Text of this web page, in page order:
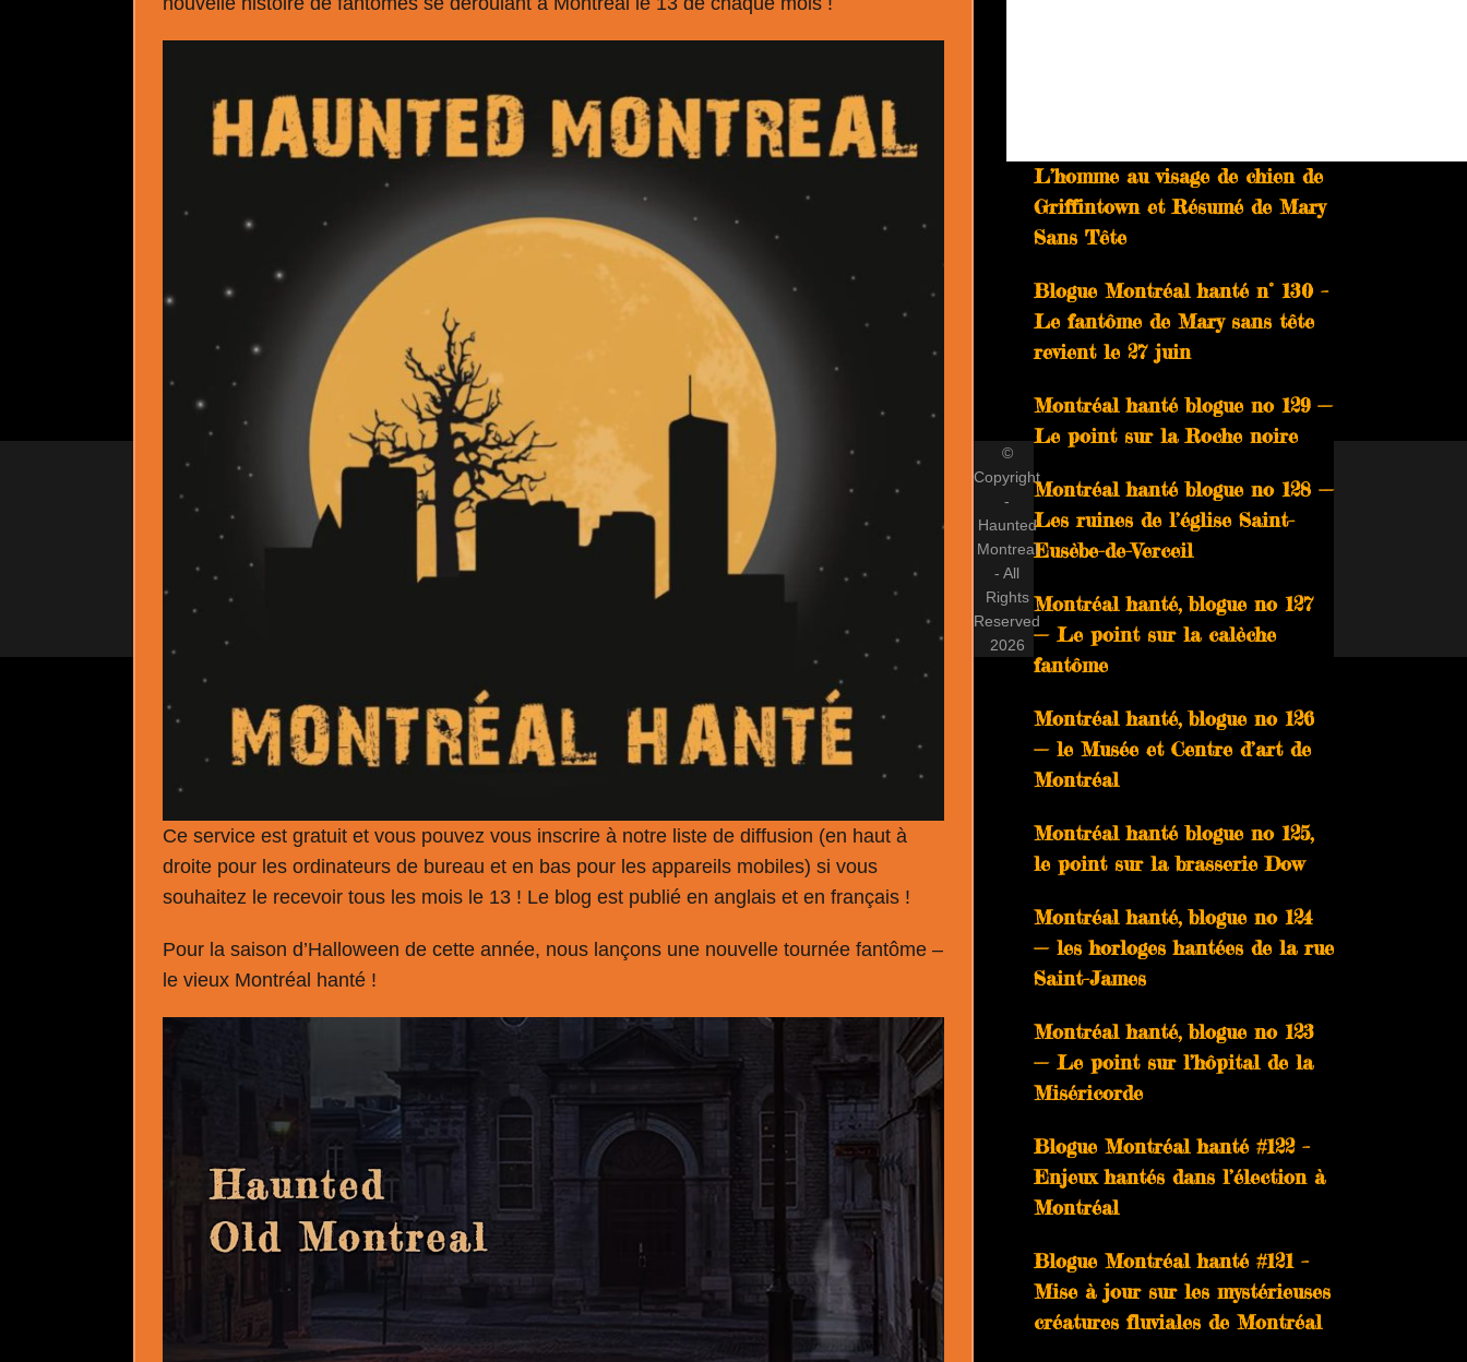
Ce service est gratuit et vous pouvez vous inscrire à notre liste de diffusion (en haut à
droite pour les ordinateurs de bureau et en bas pour les appareils mobiles) si vous
souhaitez le recevoir tous les mois le 13 ! Le blog est publié en anglais et en français !
Pour la saison d’Halloween de cette année, nous lançons une nouvelle tournée fantôme –
le vieux Montréal hanté !
L’homme au visage de chien de
Griffintown et Résumé de Mary
Sans Tête
Blogue Montréal hanté n° 130 –
Le fantôme de Mary sans tête
revient le 27 juin
Montréal hanté blogue no 129 —
Le point sur la Roche noire
Montréal hanté blogue no 128 —
Les ruines de l’église Saint-
Eusèbe-de-Verceil
Montréal hanté, blogue no 127
— Le point sur la calèche
fantôme
Montréal hanté, blogue no 126
— le Musée et Centre d’art de
Montréal
Montréal hanté blogue no 125,
le point sur la brasserie Dow
Montréal hanté, blogue no 124
— les horloges hantées de la rue
Saint-James
Montréal hanté, blogue no 123
— Le point sur l’hôpital de la
Miséricorde
Blogue Montréal hanté #122 –
Enjeux hantés dans l’élection à
Montréal
Blogue Montréal hanté #121 –
Mise à jour sur les mystérieuses
créatures fluviales de Montréal
©
Copyright
-
Haunted
Montreal
- All
Rights
Reserved
2026